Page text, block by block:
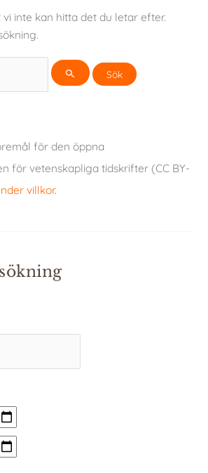
inte kan hitta det du letar efter.
för den öppna
för vetenskapliga tidskrifter (CC BY-
villkor.